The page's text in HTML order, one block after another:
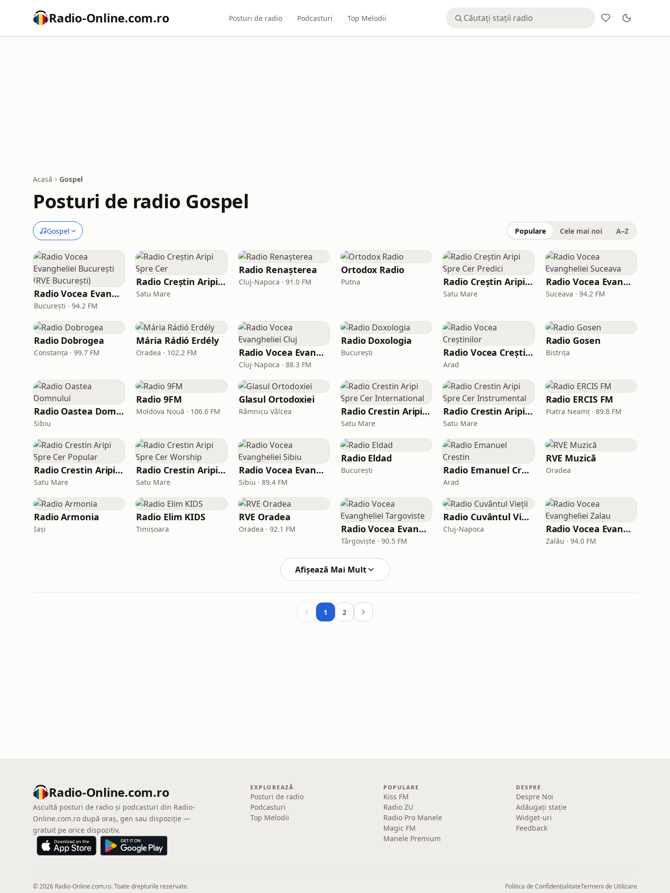
Radio-Online.com.ro Posturi de radio Podcasturi Top Melodii
Acasă Gospel
Posturi de radio Gospel
Gospel Populare Cele mai noi A–Z
Radio Vocea Evangheliei București (RVE București)
București · 94.2 FM
Radio Creștin Aripi Spre Cer
Satu Mare
Radio Renașterea
Cluj-Napoca · 91.0 FM
Ortodox Radio
Putna Radio Creștin Aripi Spre Cer Predici
Satu Mare
Radio Vocea Evangheliei Suceava
Suceava · 94.2 FM
Radio Dobrogea
Constanța · 99.7 FM
Mária Rádió Erdély
Oradea · 102.2 FM Radio Vocea Evangheliei Cluj
Cluj-Napoca · 88.3 FM
Radio Doxologia
București Radio Vocea Creștinilor
Arad
Radio Gosen
Bistrița
Radio Oastea Domnului
Sibiu
Radio 9FM
Moldova Nouă · 106.6 FM
Glasul Ortodoxiei
Râmnicu Vâlcea Radio Crestin Aripi Spre Cer International
Satu Mare
Radio Crestin Aripi Spre Cer Instrumental
Satu Mare
Radio ERCIS FM
Piatra Neamț · 89.8 FM
Radio Crestin Aripi Spre Cer Popular
Satu Mare
Radio Crestin Aripi Spre Cer Worship
Satu Mare
Radio Vocea Evangheliei Sibiu
Sibiu · 89.4 FM
Radio Eldad
București Radio Emanuel Crestin
Arad
RVE Muzică
Oradea
Radio Armonia
Iași
Radio Elim KIDS
Timișoara
RVE Oradea
Oradea · 92.1 FM Radio Vocea Evangheliei Targoviste
Târgoviște · 90.5 FM
Radio Cuvântul Vieții
Cluj-Napoca Radio Vocea Evangheliei Zalau
Zalău · 94.0 FM
Afișează Mai Mult
1 2
Radio-Online.com.ro
Ascultă posturi de radio și podcasturi din Radio-
Online.com.ro după oraș, gen sau dispoziție —
gratuit pe orice dispozitiv.
EXPLOREAZĂ
Posturi de radio
Podcasturi
Top Melodii
POPULARE
Kiss FM
Radio ZU
Radio Pro Manele
Magic FM
Manele Premium
DESPRE
Despre Noi
Adăugați stație
Widget-uri
Feedback
© 2026 Radio-Online.com.ro. Toate drepturile rezervate. Politica de ConfidențialitateTermeni de Utilizare